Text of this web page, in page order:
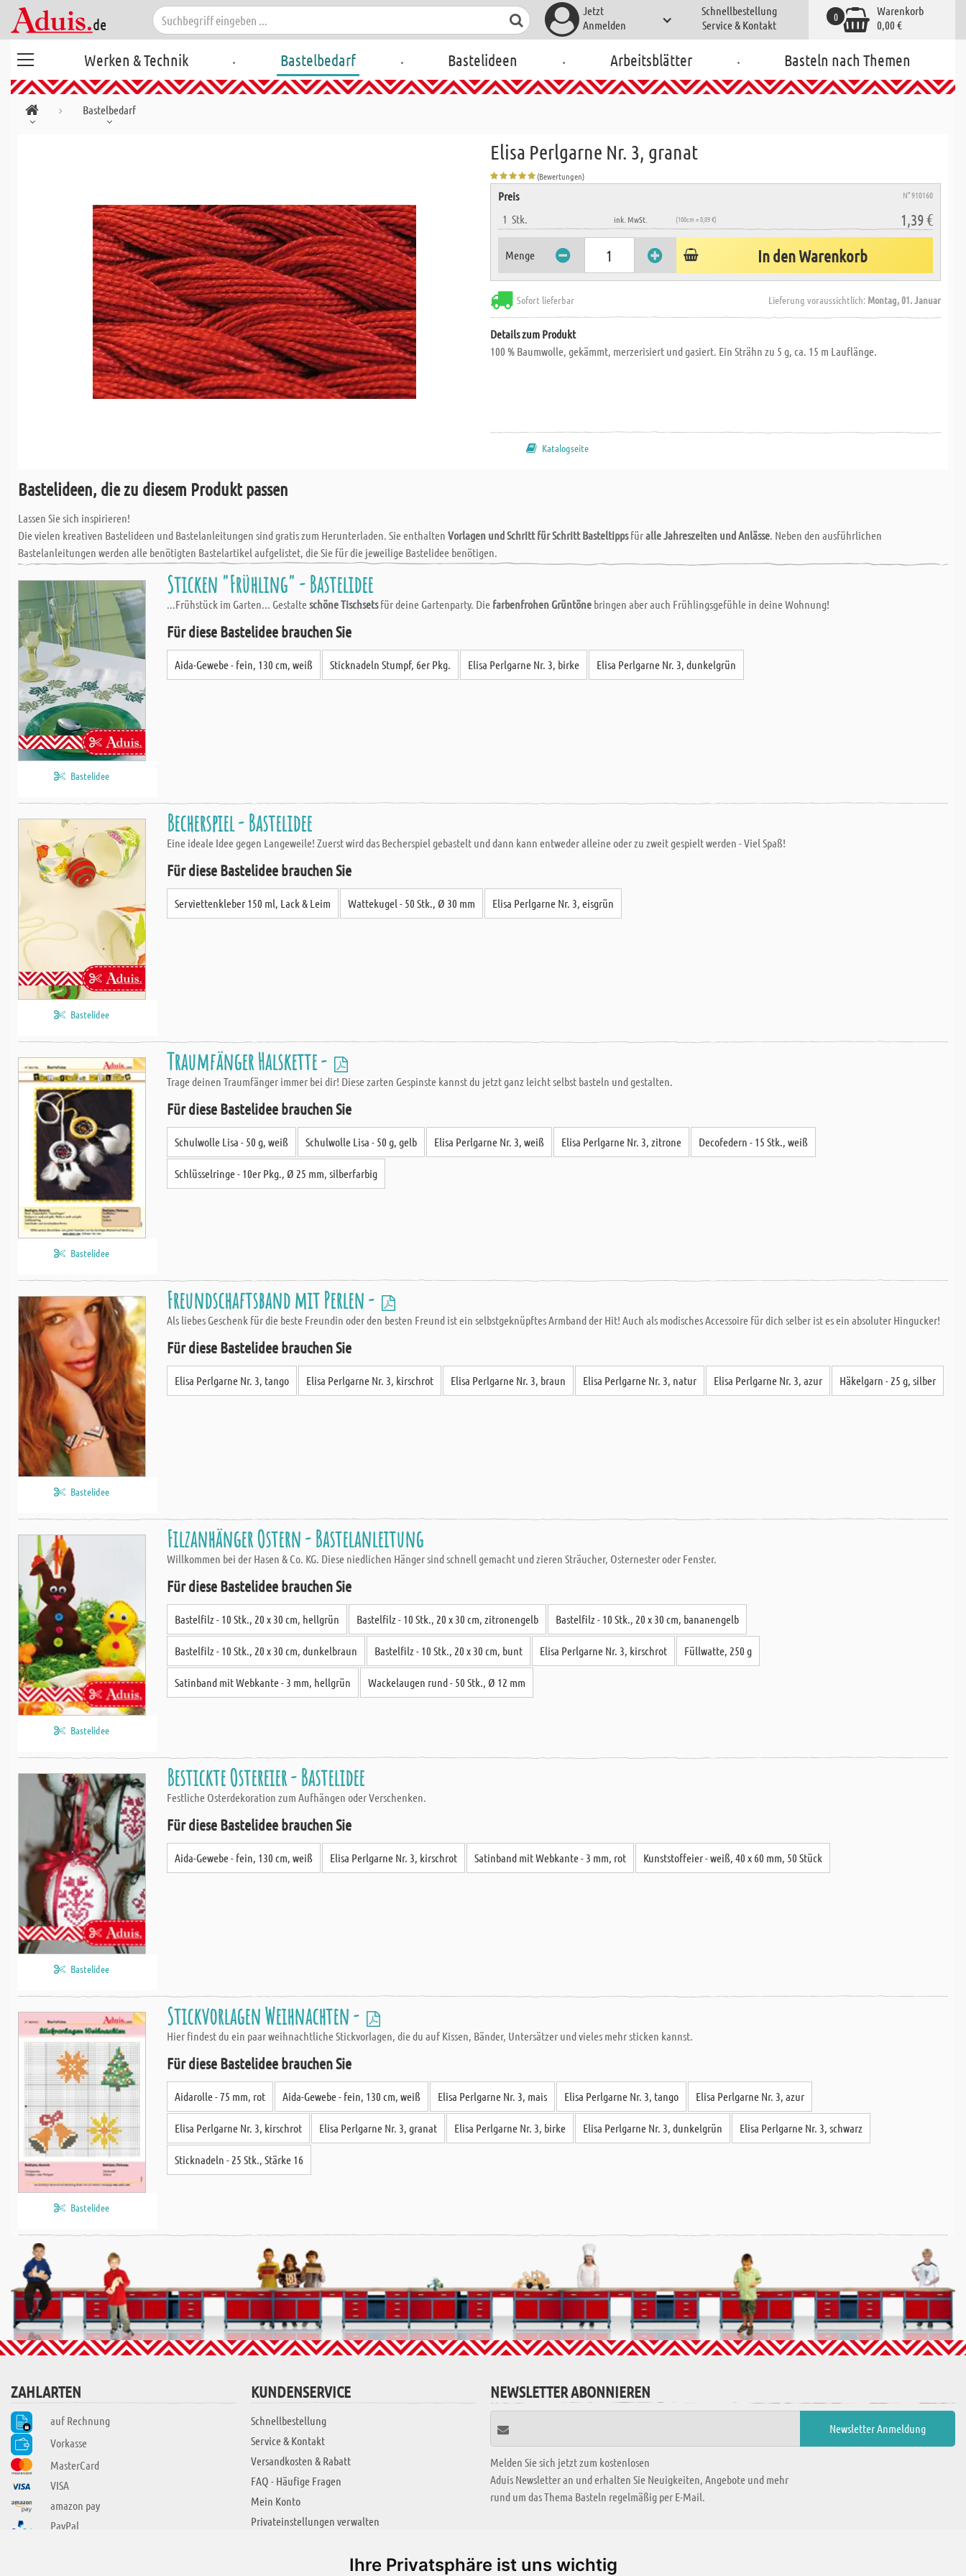
Ihre Privatsphäre ist uns wichtig
Jetzt
Anmelden
Schnellbestellung
Service & Kontakt
Warenkorb
0,00 €
0
Werken & Technik . Bastelbedarf . Bastelideen . Arbeitsblätter . Basteln nach Themen
Bastelbedarf
Elisa Perlgarne Nr. 3, granat
(Bewertungen)
Preis N° 910160
1 Stk. ink. MwSt. (100cm = 0,09 €) 1,39 €
Menge In den Warenkorb
Sofort lieferbar Lieferung voraussichtlich: Montag, 01. Januar
Details zum Produkt
100 % Baumwolle, gekämmt, merzerisiert und gasiert. Ein Strähn zu 5 g, ca. 15 m Lauflänge.
Katalogseite
Bastelideen, die zu diesem Produkt passen
Lassen Sie sich inspirieren!
Die vielen kreativen Bastelideen und Bastelanleitungen sind gratis zum Herunterladen. Sie enthalten Vorlagen und Schritt für Schritt Basteltippsfüralle Jahreszeiten und Anlässe. Neben den ausführlichen
Bastelanleitungen werden alle benötigten Bastelartikel aufgelistet, die Sie für die jeweilige Bastelidee benötigen.
Bastelidee
Sticken "Frühling" - Bastelidee
...Frühstück im Garten... Gestalteschöne Tischsetsfür deine Gartenparty. Die farbenfrohen Grüntöne bringen aber auch Frühlingsgefühle in deine Wohnung!
Für diese Bastelidee brauchen Sie
Aida-Gewebe - fein, 130 cm, weiß Sticknadeln Stumpf, 6er Pkg. Elisa Perlgarne Nr. 3, birke Elisa Perlgarne Nr. 3, dunkelgrün
Bastelidee
Becherspiel - Bastelidee
Eine ideale Idee gegen Langeweile! Zuerst wird das Becherspiel gebastelt und dann kann entweder alleine oder zu zweit gespielt werden - Viel Spaß!
Für diese Bastelidee brauchen Sie
Serviettenkleber 150 ml, Lack & Leim Wattekugel - 50 Stk., Ø 30 mm Elisa Perlgarne Nr. 3, eisgrün
Bastelidee
Traumfänger Halskette -
Trage deinen Traumfänger immer bei dir! Diese zarten Gespinste kannst du jetzt ganz leicht selbst basteln und gestalten.
Für diese Bastelidee brauchen Sie
Schulwolle Lisa - 50 g, weiß Schulwolle Lisa - 50 g, gelb Elisa Perlgarne Nr. 3, weiß Elisa Perlgarne Nr. 3, zitrone Decofedern - 15 Stk., weiß
Schlüsselringe - 10er Pkg., Ø 25 mm, silberfarbig
Bastelidee
Freundschaftsband mit Perlen -
Als liebes Geschenk für die beste Freundin oder den besten Freund ist ein selbstgeknüpftes Armband der Hit! Auch als modisches Accessoire für dich selber ist es ein absoluter Hingucker!
Für diese Bastelidee brauchen Sie
Elisa Perlgarne Nr. 3, tango Elisa Perlgarne Nr. 3, kirschrot Elisa Perlgarne Nr. 3, braun Elisa Perlgarne Nr. 3, natur Elisa Perlgarne Nr. 3, azur Häkelgarn - 25 g, silber
Bastelidee
Filzanhänger Ostern - Bastelanleitung
Willkommen bei der Hasen & Co. KG. Diese niedlichen Hänger sind schnell gemacht und zieren Sträucher, Osternester oder Fenster.
Für diese Bastelidee brauchen Sie
Bastelfilz - 10 Stk., 20 x 30 cm, hellgrün Bastelfilz - 10 Stk., 20 x 30 cm, zitronengelb Bastelfilz - 10 Stk., 20 x 30 cm, bananengelb
Bastelfilz - 10 Stk., 20 x 30 cm, dunkelbraun Bastelfilz - 10 Stk., 20 x 30 cm, bunt Elisa Perlgarne Nr. 3, kirschrot Füllwatte, 250 g
Satinband mit Webkante - 3 mm, hellgrün Wackelaugen rund - 50 Stk., Ø 12 mm
Bastelidee
Bestickte Ostereier - Bastelidee
Festliche Osterdekoration zum Aufhängen oder Verschenken.
Für diese Bastelidee brauchen Sie
Aida-Gewebe - fein, 130 cm, weiß Elisa Perlgarne Nr. 3, kirschrot Satinband mit Webkante - 3 mm, rot Kunststoffeier - weiß, 40 x 60 mm, 50 Stück
Bastelidee
Stickvorlagen Weihnachten -
Hier findest du ein paar weihnachtliche Stickvorlagen, die du auf Kissen, Bänder, Untersätzer und vieles mehr sticken kannst.
Für diese Bastelidee brauchen Sie
Aidarolle - 75 mm, rot Aida-Gewebe - fein, 130 cm, weiß Elisa Perlgarne Nr. 3, mais Elisa Perlgarne Nr. 3, tango Elisa Perlgarne Nr. 3, azur
Elisa Perlgarne Nr. 3, kirschrot Elisa Perlgarne Nr. 3, granat Elisa Perlgarne Nr. 3, birke Elisa Perlgarne Nr. 3, dunkelgrün Elisa Perlgarne Nr. 3, schwarz
Sticknadeln - 25 Stk., Stärke 16
ZAHLARTEN
auf Rechnung
Vorkasse
MasterCard
VISA
amazon pay
PayPal
KUNDENSERVICE
Schnellbestellung
Service & Kontakt
Versandkosten & Rabatt
FAQ - Häufige Fragen
Mein Konto
Privateinstellungen verwalten
NEWSLETTER ABONNIEREN
Melden Sie sich jetzt zum kostenlosen
Aduis Newsletter an und erhalten Sie Neuigkeiten, Angebote und mehr
rund um das Thema Basteln regelmäßig per E-Mail.
KREATIV ZONE